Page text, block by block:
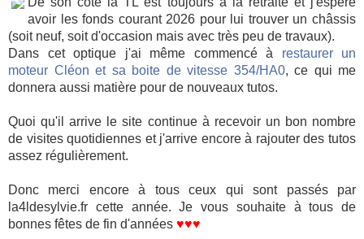
avoir les fonds courant 2026 pour lui trouver un châssis
(soit neuf, soit d'occasion mais avec très peu de travaux).
Dans cet optique j'ai même commencé à restaurer un
moteur Cléon et sa boite de vitesse 354/HA0, ce qui me
donnera aussi matière pour de nouveaux tutos.
Quoi qu'il arrive le site continue à recevoir un bon nombre
de visites quotidiennes et j'arrive encore à rajouter des tutos
assez régulièrement.
Donc merci encore à tous ceux qui sont passés par
la4ldesylvie.fr cette année. Je vous souhaite à tous de
bonnes fêtes de fin d'années ♥♥♥